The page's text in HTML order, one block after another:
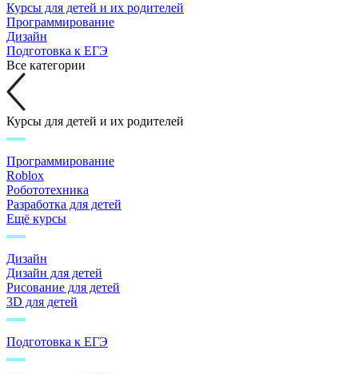
Курсы для детей и их родителей
Программирование
Дизайн
Подготовка к ЕГЭ
Все категории
Курсы для детей и их родителей
Программирование
Roblox
Робототехника
Разработка для детей
Ещё курсы
Дизайн
Дизайн для детей
Рисование для детей
3D для детей
Подготовка к ЕГЭ